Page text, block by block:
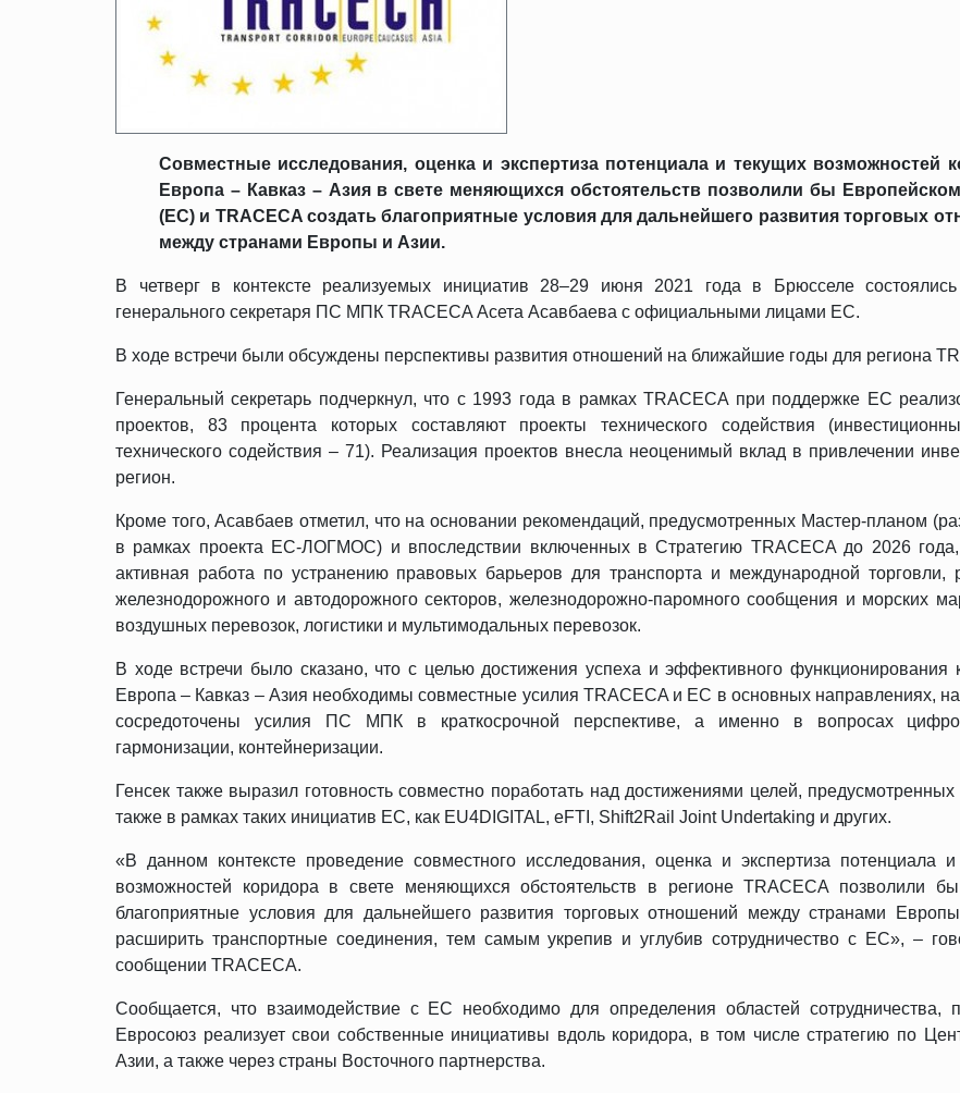
Совместные исследования, оценка и экспертиза потенциала и текущих возможностей
Европа – Кавказ – Азия в свете меняющихся обстоятельств позволили бы
(ЕС) и TRACECA создать благоприятные условия для дальнейшего развития торговых
между странами Европы и Азии.
В четверг в контексте реализуемых инициатив 28–29 июня 2021 года в Брюсселе состоялись
генерального секретаря ПС МПК TRACECA Асета Асавбаева с официальными лицами ЕС.
В ходе встречи были обсуждены перспективы развития отношений на ближайшие годы для региона
Генеральный секретарь подчеркнул, что с 1993 года в рамках TRACECA при поддержке ЕС
проектов, 83 процента которых составляют проекты технического содействия
технического содействия – 71). Реализация проектов внесла неоценимый вклад в привлечении
регион.
Кроме того, Асавбаев отметил, что на основании рекомендаций, предусмотренных Мастер-планом
в рамках проекта ЕС-ЛОГМОС) и впоследствии включенных в Стратегию TRACECA до 2026 года,
активная работа по устранению правовых барьеров для транспорта и международной торговли,
железнодорожного и автодорожного секторов, железнодорожно-паромного сообщения и морских
воздушных перевозок, логистики и мультимодальных перевозок.
В ходе встречи было сказано, что с целью достижения успеха и эффективного функционирования
Европа – Кавказ – Азия необходимы совместные усилия TRACECA и ЕС в основных направлениях,
сосредоточены усилия ПС МПК в краткосрочной перспективе, а именно в вопросах
гармонизации, контейнеризации.
Генсек также выразил готовность совместно поработать над достижениями целей, предусмотренных
также в рамках таких инициатив ЕС, как EU4DIGITAL, eFTI, Shift2Rail Joint Undertaking и других.
«В данном контексте проведение совместного исследования, оценка и экспертиза потенциала и
возможностей коридора в свете меняющихся обстоятельств в регионе TRACECA позволили бы
благоприятные условия для дальнейшего развития торговых отношений между странами
расширить транспортные соединения, тем самым укрепив и углубив сотрудничество с ЕС», –
сообщении TRACECA.
Сообщается, что взаимодействие с ЕС необходимо для определения областей сотрудничества,
Евросоюз реализует свои собственные инициативы вдоль коридора, в том числе стратегию по
Азии, а также через страны Восточного партнерства.